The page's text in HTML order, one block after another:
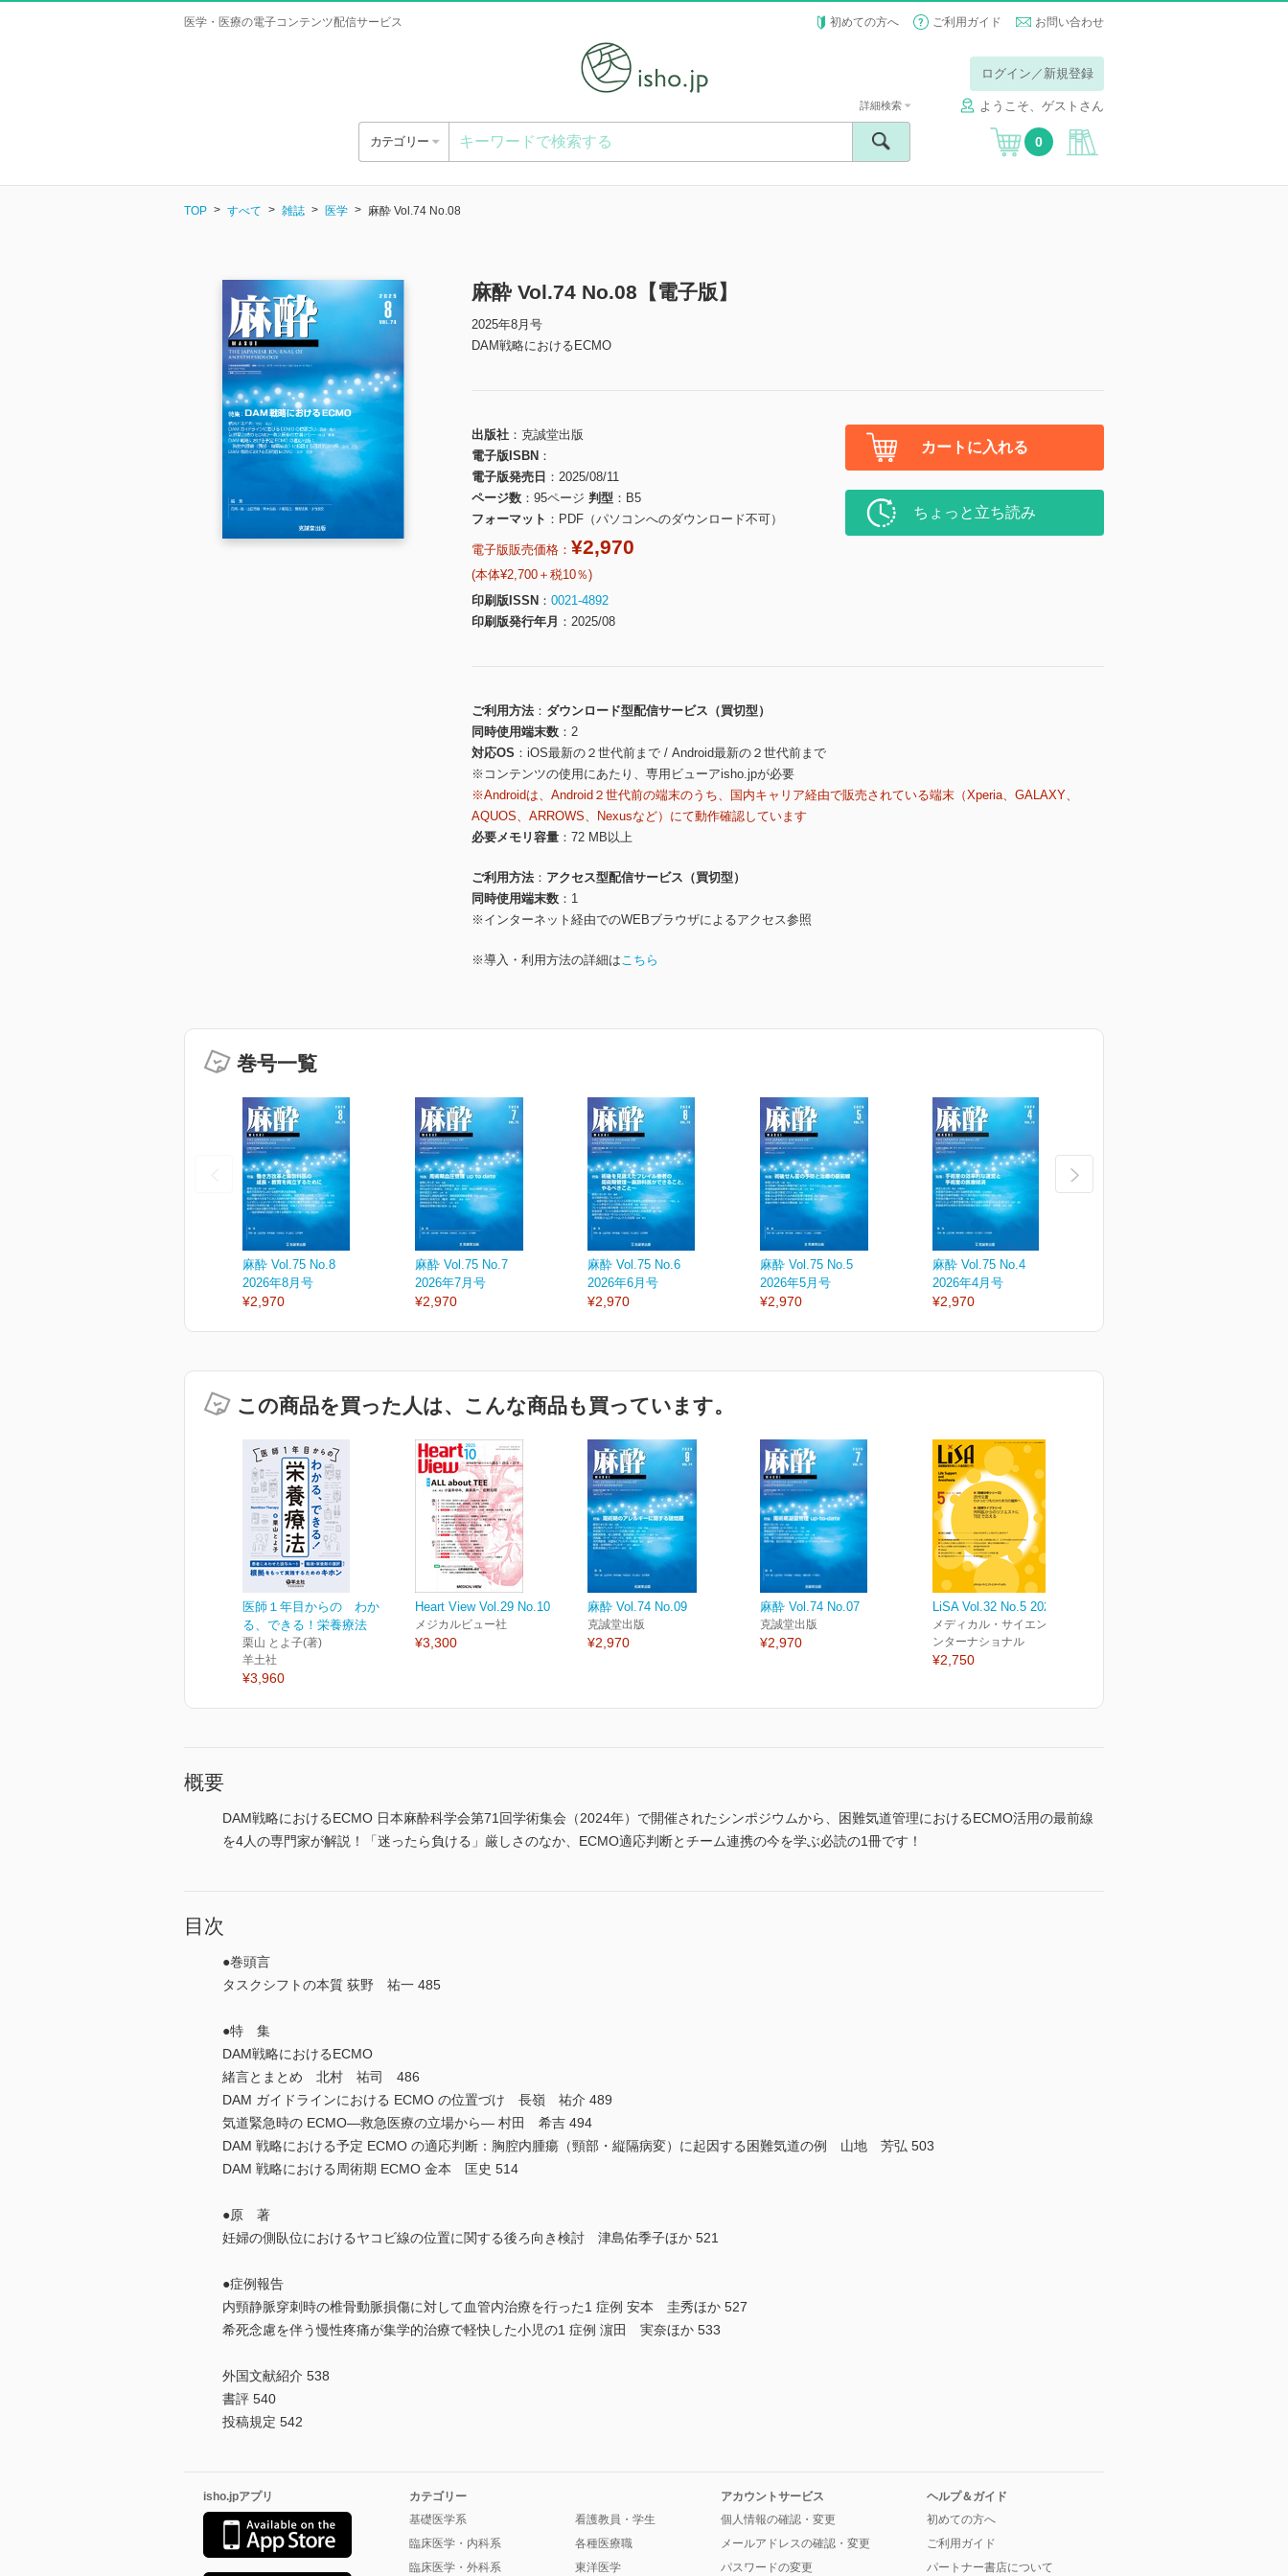
医学・医療の電子コンテンツ配信サービス 初めての方へ ご利用ガイド お問い合わせ
ログイン／新規登録
ようこそ、ゲストさん
カテゴリー
詳細検索
0
TOP すべて 雑誌 医学 麻酔 Vol.74 No.08
麻酔 Vol.74 No.08【電子版】
2025年8月号
DAM戦略におけるECMO
出版社
克誠堂出版
電子版ISBN
電子版発売日
2025/08/11
ページ数
95ページ 判型
B5
フォーマット
PDF（パソコンへのダウンロード不可）
電子版販売価格： ¥2,970
(本体¥2,700＋税10％)
印刷版ISSN
0021-4892
印刷版発行年月
2025/08
カートに入れる
ちょっと立ち読み
ご利用方法
ダウンロード型配信サービス（買切型）
同時使用端末数
2
対応OS
iOS最新の２世代前まで / Android最新の２世代前まで
※コンテンツの使用にあたり、専用ビューアisho.jpが必要
※Androidは、Android２世代前の端末のうち、国内キャリア経由で販売されている端末（Xperia、GALAXY、
AQUOS、ARROWS、Nexusなど）にて動作確認しています
必要メモリ容量
72 MB以上
ご利用方法
アクセス型配信サービス（買切型）
同時使用端末数
1
※インターネット経由でのWEBブラウザによるアクセス参照
※導入・利用方法の詳細はこちら
巻号一覧
麻酔 Vol.75 No.8
2026年8月号
¥2,970
麻酔 Vol.75 No.7
2026年7月号
¥2,970
麻酔 Vol.75 No.6
2026年6月号
¥2,970
麻酔 Vol.75 No.5
2026年5月号
¥2,970
麻酔 Vol.75 No.4
2026年4月号
¥2,970
この商品を買った人は、こんな商品も買っています。
医師１年目からの わか
る、できる！栄養療法
栗山 とよ子(著)
羊土社
¥3,960
Heart View Vol.29 No.10
メジカルビュー社
¥3,300
麻酔 Vol.74 No.09
克誠堂出版
¥2,970
麻酔 Vol.74 No.07
克誠堂出版
¥2,970
LiSA Vol.32 No.5 2025
メディカル・サイエンス・イ
ンターナショナル
¥2,750
概要
DAM戦略におけるECMO 日本麻酔科学会第71回学術集会（2024年）で開催されたシンポジウムから、困難気道管理におけるECMO活用の最前線
を4人の専門家が解説！「迷ったら負ける」厳しさのなか、ECMO適応判断とチーム連携の今を学ぶ必読の1冊です！
目次
●巻頭言
タスクシフトの本質 荻野 祐一 485
●特 集
DAM戦略におけるECMO
緒言とまとめ 北村 祐司 486
DAM ガイドラインにおける ECMO の位置づけ 長嶺 祐介 489
気道緊急時の ECMO―救急医療の立場から― 村田 希吉 494
DAM 戦略における予定 ECMO の適応判断：胸腔内腫瘍（頸部・縦隔病変）に起因する困難気道の例 山地 芳弘 503
DAM 戦略における周術期 ECMO 金本 匡史 514
●原 著
妊婦の側臥位におけるヤコビ線の位置に関する後ろ向き検討 津島佑季子ほか 521
●症例報告
内頸静脈穿刺時の椎骨動脈損傷に対して血管内治療を行った1 症例 安本 圭秀ほか 527
希死念慮を伴う慢性疼痛が集学的治療で軽快した小児の1 症例 濵田 実奈ほか 533
外国文献紹介 538
書評 540
投稿規定 542
isho.jpアプリ
カテゴリー
基礎医学系
臨床医学・内科系
臨床医学・外科系
看護教員・学生
各種医療職
東洋医学
アカウントサービス
個人情報の確認・変更
メールアドレスの確認・変更
パスワードの変更
ヘルプ＆ガイド
初めての方へ
ご利用ガイド
パートナー書店について